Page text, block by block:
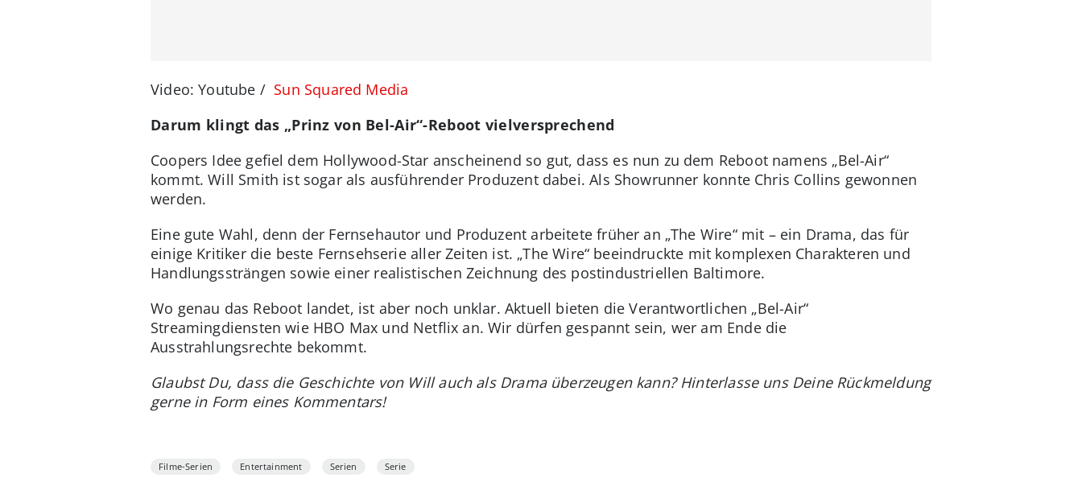
Video: Youtube / Sun Squared Media
Darum klingt das „Prinz von Bel-Air“-Reboot vielversprechend
Coopers Idee gefiel dem Hollywood-Star anscheinend so gut, dass es nun zu dem Reboot namens „Bel-Air“
kommt. Will Smith ist sogar als ausführender Produzent dabei. Als Showrunner konnte Chris Collins gewonnen
werden.
Eine gute Wahl, denn der Fernsehautor und Produzent arbeitete früher an „The Wire“ mit – ein Drama, das für
einige Kritiker die beste Fernsehserie aller Zeiten ist. „The Wire“ beeindruckte mit komplexen Charakteren und
Handlungssträngen sowie einer realistischen Zeichnung des postindustriellen Baltimore.
Wo genau das Reboot landet, ist aber noch unklar. Aktuell bieten die Verantwortlichen „Bel-Air“
Streamingdiensten wie HBO Max und Netflix an. Wir dürfen gespannt sein, wer am Ende die
Ausstrahlungsrechte bekommt.
Glaubst Du, dass die Geschichte von Will auch als Drama überzeugen kann? Hinterlasse uns Deine Rückmeldung
gerne in Form eines Kommentars!
Filme-Serien Entertainment Serien Serie